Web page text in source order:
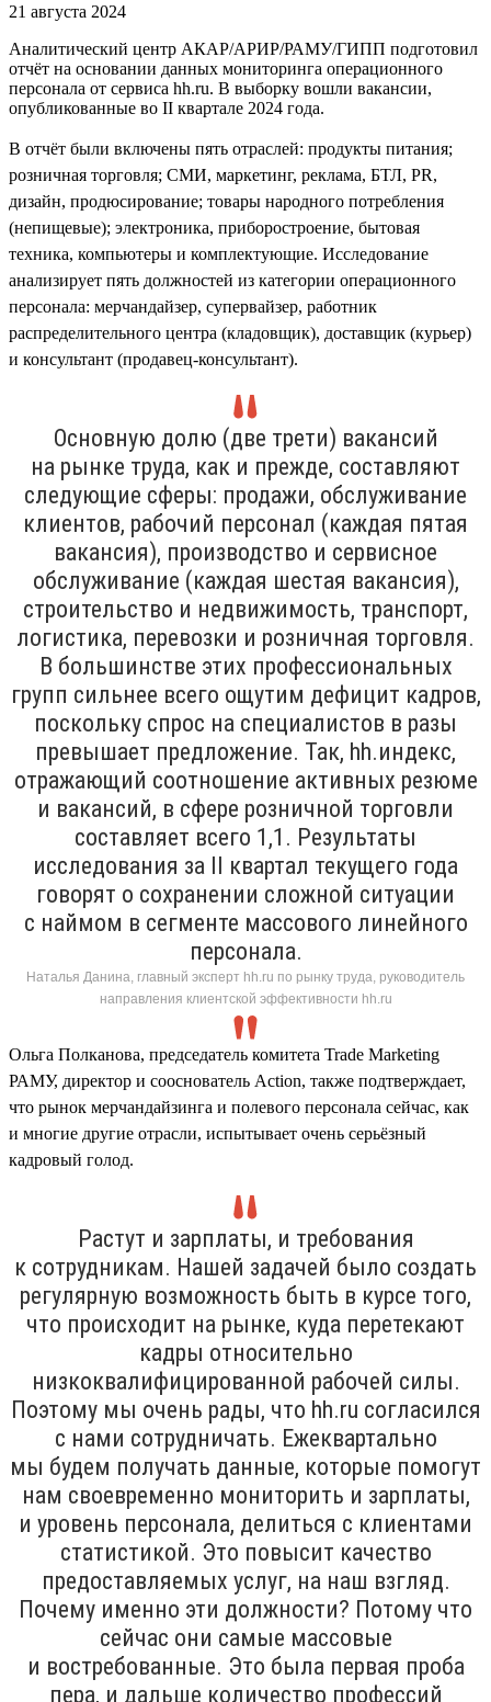
21 августа 2024
Аналитический центр АКАР/АРИР/РАМУ/ГИПП подготовил
отчёт на основании данных мониторинга операционного
персонала от сервиса hh.ru. В выборку вошли вакансии,
опубликованные во II квартале 2024 года.
В отчёт были включены пять отраслей: продукты питания;
розничная торговля; СМИ, маркетинг, реклама, БТЛ, PR,
дизайн, продюсирование; товары народного потребления
(непищевые); электроника, приборостроение, бытовая
техника, компьютеры и комплектующие. Исследование
анализирует пять должностей из категории операционного
персонала: мерчандайзер, супервайзер, работник
распределительного центра (кладовщик), доставщик (курьер)
и консультант (продавец-консультант).
Основную долю (две трети) вакансий
на рынке труда, как и прежде, составляют
следующие сферы: продажи, обслуживание
клиентов, рабочий персонал (каждая пятая
вакансия), производство и сервисное
обслуживание (каждая шестая вакансия),
строительство и недвижимость, транспорт,
логистика, перевозки и розничная торговля.
В большинстве этих профессиональных
групп сильнее всего ощутим дефицит кадров,
поскольку спрос на специалистов в разы
превышает предложение. Так, hh.индекс,
отражающий соотношение активных резюме
и вакансий, в сфере розничной торговли
составляет всего 1,1. Результаты
исследования за II квартал текущего года
говорят о сохранении сложной ситуации
с наймом в сегменте массового линейного
персонала.
Наталья Данина, главный эксперт hh.ru по рынку труда, руководитель
направления клиентской эффективности hh.ru
Ольга Полканова, председатель комитета Trade Marketing
РАМУ, директор и сооснователь Action, также подтверждает,
что рынок мерчандайзинга и полевого персонала сейчас, как
и многие другие отрасли, испытывает очень серьёзный
кадровый голод.
Растут и зарплаты, и требования
к сотрудникам. Нашей задачей было создать
регулярную возможность быть в курсе того,
что происходит на рынке, куда перетекают
кадры относительно
низкоквалифицированной рабочей силы.
Поэтому мы очень рады, что hh.ru согласился
с нами сотрудничать. Ежеквартально
мы будем получать данные, которые помогут
нам своевременно мониторить и зарплаты,
и уровень персонала, делиться с клиентами
статистикой. Это повысит качество
предоставляемых услуг, на наш взгляд.
Почему именно эти должности? Потому что
сейчас они самые массовые
и востребованные. Это была первая проба
пера, и дальше количество профессий